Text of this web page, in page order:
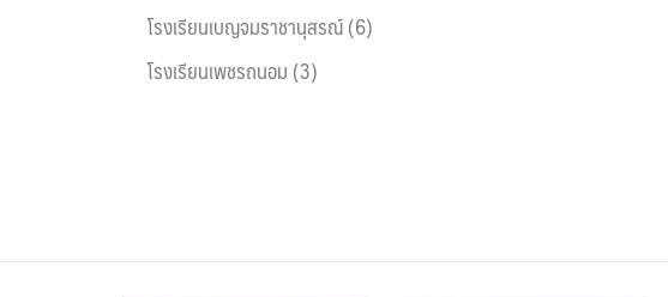
โรงเรียนเบญจมราชานุสรณ์ (6)
โรงเรียนเพชรถนอม (3)